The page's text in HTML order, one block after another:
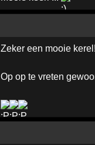
Zeker een mooie
Op op te vreten